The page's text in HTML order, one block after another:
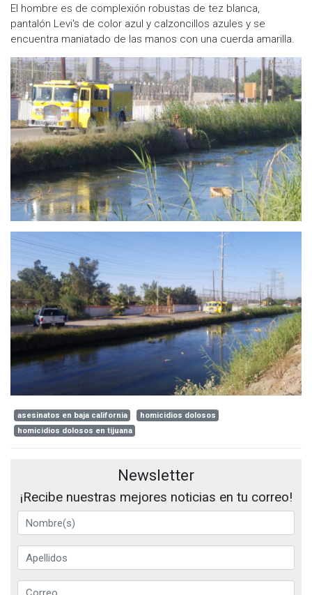
El hombre es de complexión robustas de tez blanca,
pantalón Levi's de color azul y calzoncillos azules y se
encuentra maniatado de las manos con una cuerda amarilla.
asesinatos en baja california
homicidios dolosos
homicidios dolosos en tijuana
Newsletter
¡Recibe nuestras mejores noticias en tu correo!